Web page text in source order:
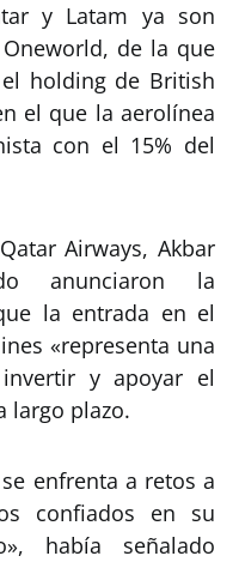
y Latam ya son
de la que
holding de British
el que la aerolínea
con el 15% del
Airways, Akbar
anunciaron la
la entrada en el
«representa una
y apoyar el
largo plazo.
enfrenta a retos a
confiados en su
había señalado